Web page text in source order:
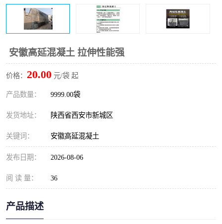
安徽高延混凝土 拉伸性能强
价格： 20.00 元/袋 起
产品数量： 9999.00袋
发货地址： 陕西省西安市新城区
关键词： 安徽高延混凝土
发布日期： 2026-08-06
阅 读 量： 36
产品描述
膨胀剂 混凝土防碳化涂料
融雪剂